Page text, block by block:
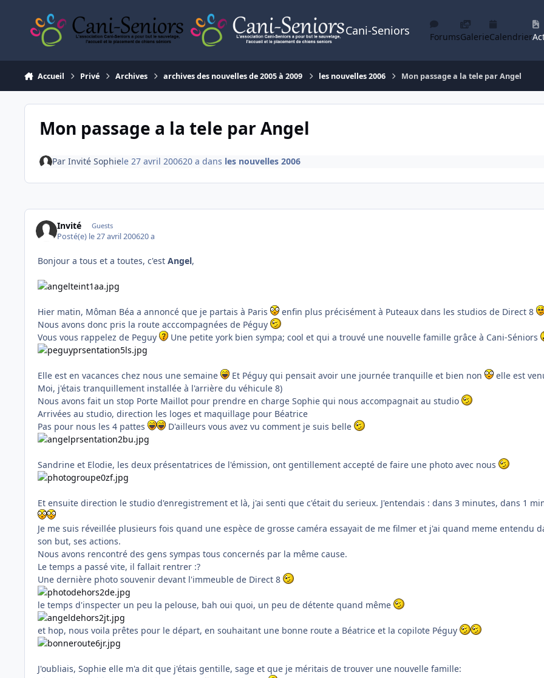
Cani-Seniors ForumsGalerieCalendrier
Accueil Privé Archives archives des nouvelles de 2005 à 2009 les nouvelles 2006 Mon passage a la tele par Angel
Mon passage a la tele par Angel
Par Invité Sophiele 27 avril 200620 a dans les nouvelles 2006
Invité Guests
Posté(e) le 27 avril 200620 a
Bonjour a tous et a toutes, c'est Angel,
Hier matin, Môman Béa a annoncé que je partais à Paris
enfin plus précisément à Puteaux dans les studios de Direct 8
Nous avons donc pris la route acccompagnées de Péguy
Vous vous rappelez de Peguy
Une petite york bien sympa; cool et qui a trouvé une nouvelle famille grâce à Cani-Séniors
Elle est en vacances chez nous une semaine Et Péguy qui pensait avoir une journée tranquille et bien non
elle est
Moi, j'étais tranquillement installée à l'arrière du véhicule 8)
Nous avons fait un stop Porte Maillot pour prendre en charge Sophie qui nous accompagnait au studio
Arrivées au studio, direction les loges et maquillage pour Béatrice
Pas pour nous les 4 pattes
D'ailleurs vous avez vu comment je suis belle
Sandrine et Elodie, les deux présentatrices de l'émission, ont gentillement accepté de faire une photo avec nous
Et ensuite direction le studio d'enregistrement et là, j'ai senti que c'était du serieux. J'entendais : dans 3 minutes, dans 1
Je me suis réveillée plusieurs fois quand une espèce de grosse caméra essayait de me filmer et j'ai quand meme entendu
son but, ses actions.
Nous avons rencontré des gens sympas tous concernés par la même cause.
Le temps a passé vite, il fallait rentrer :?
Une dernière photo souvenir devant l'immeuble de Direct 8
le temps d'inspecter un peu la pelouse, bah oui quoi, un peu de détente quand même
et hop, nous voila prêtes pour le départ, en souhaitant une bonne route a Béatrice et la copilote Péguy
J'oubliais, Sophie elle m'a dit que j'étais gentille, sage et que je méritais de trouver une nouvelle famille: